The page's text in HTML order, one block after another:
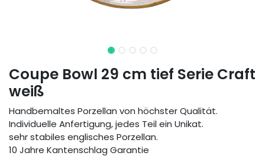
Coupe Bowl 29 cm tief Serie Craft
weiß
Handbemaltes Porzellan von höchster Qualität.
Individuelle Anfertigung, jedes Teil ein Unikat.
sehr stabiles englisches Porzellan.
10 Jahre Kantenschlag Garantie